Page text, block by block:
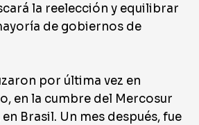
la reelección y equilibrar
de gobiernos de
por última vez en
en la cumbre del Mercosur
en Brasil. Un mes después, fue